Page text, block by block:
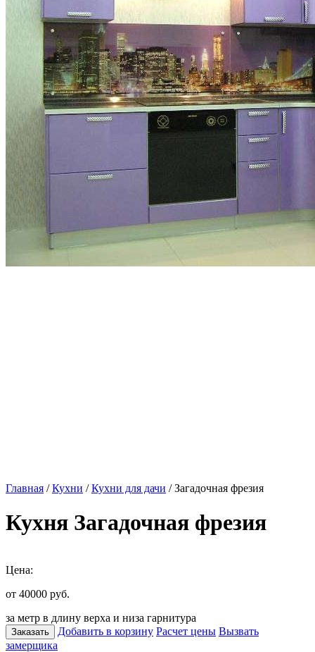
Главная /Кухни /Кухни для дачи / Загадочная фрезия
Кухня Загадочная фрезия
Цена:
от 40000 руб.
за метр в длину верха и низа гарнитура
Заказать Добавить в корзину Расчет цены Вызвать
замерщика